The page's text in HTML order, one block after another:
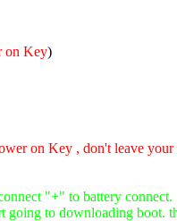
on Key)
on Key , don't leave
"+" to battery connect.
going to downloading boot.